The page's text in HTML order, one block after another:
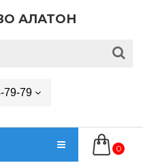
АЛАТОН
79-79
0